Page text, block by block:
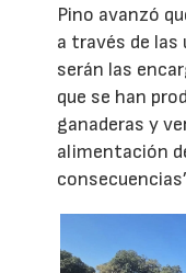
Pino avanzó
a través de las
serán las
que se han
ganaderas y
alimentación